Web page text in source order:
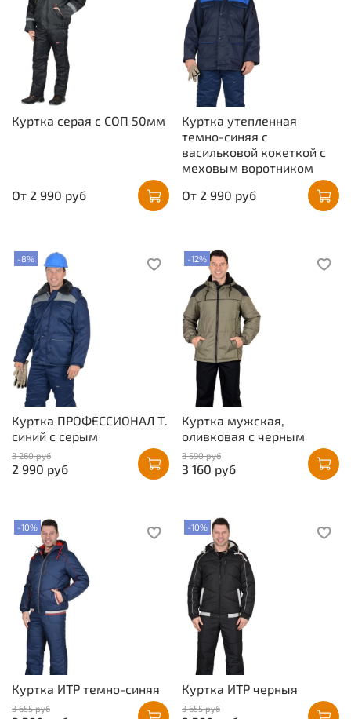
Куртка серая с СОП 50мм
От 2 990 руб
Куртка утепленная
темно-синяя с
васильковой кокеткой с
меховым воротником
От 2 990 руб
-8%
Куртка ПРОФЕССИОНАЛ Т.
синий с серым
3 260 руб
2 990 руб
-12%
Куртка мужская,
оливковая с черным
3 590 руб
3 160 руб
-10%
Куртка ИТР темно-синяя
3 655 руб
-10%
Куртка ИТР черныя
3 655 руб